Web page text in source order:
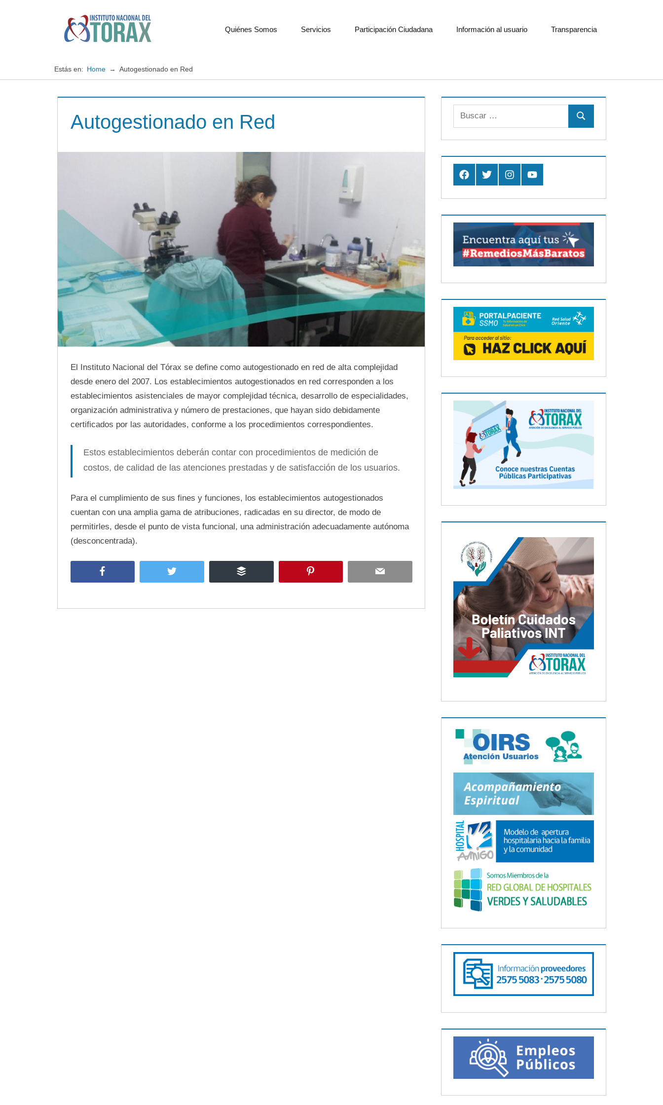
Instituto
Nacional
del
TORAX
Especialistas
cardiopulmonares
Quiénes Somos Servicios Participación Ciudadana Información al usuario Transparencia
Estás en: Home Autogestionado en Red
Autogestionado en Red
El Instituto Nacional del Tórax se define como autogestionado en red de alta complejidad
desde enero del 2007. Los establecimientos autogestionados en red corresponden a los
establecimientos asistenciales de mayor complejidad técnica, desarrollo de especialidades,
organización administrativa y número de prestaciones, que hayan sido debidamente
certificados por las autoridades, conforme a los procedimientos correspondientes.
Estos establecimientos deberán contar con procedimientos de medición de
costos, de calidad de las atenciones prestadas y de satisfacción de los usuarios.
Para el cumplimiento de sus fines y funciones, los establecimientos autogestionados
cuentan con una amplia gama de atribuciones, radicadas en su director, de modo de
permitirles, desde el punto de vista funcional, una administración adecuadamente autónoma
(desconcentrada).
Twitter Buffer Email
Buscar:
Buscar
FacebookTwitter InstagramYoutube